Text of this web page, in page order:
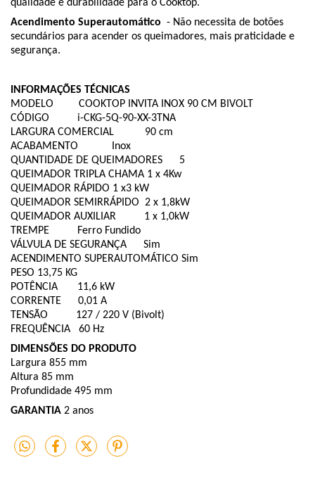
qualidade e durabilidade para o Cooktop.
Acendimento Superautomático - Não necessita de botões
secundários para acender os queimadores, mais praticidade e
segurança.
INFORMAÇÕES TÉCNICAS
MODELO COOKTOP INVITA INOX 90 CM BIVOLT
CÓDIGO i-CKG-5Q-90-XX-3TNA
LARGURA COMERCIAL 90 cm
ACABAMENTO Inox
QUANTIDADE DE QUEIMADORES 5
QUEIMADOR TRIPLA CHAMA 1 x 4Kw
QUEIMADOR RÁPIDO 1 x3 kW
QUEIMADOR SEMIRRÁPIDO 2 x 1,8kW
QUEIMADOR AUXILIAR 1 x 1,0kW
TREMPE Ferro Fundido
VÁLVULA DE SEGURANÇA Sim
ACENDIMENTO SUPERAUTOMÁTICO Sim
PESO 13,75 KG
POTÊNCIA 11,6 kW
CORRENTE 0,01 A
TENSÃO 127 / 220 V (Bivolt)
FREQUÊNCIA 60 Hz
DIMENSÕES DO PRODUTO
Largura 855 mm
Altura 85 mm
Profundidade 495 mm
GARANTIA 2 anos